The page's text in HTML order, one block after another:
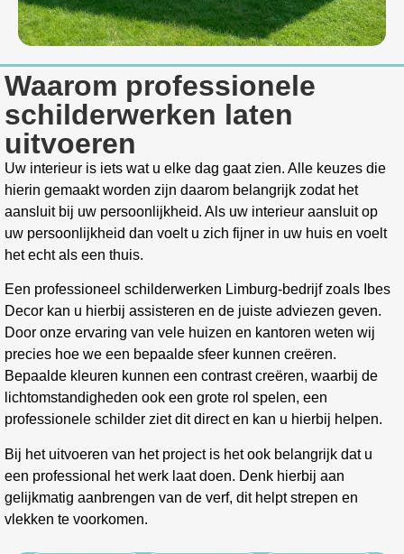
Waarom professionele
schilderwerken laten
uitvoeren
Uw interieur is iets wat u elke dag gaat zien. Alle keuzes die
hierin gemaakt worden zijn daarom belangrijk zodat het
aansluit bij uw persoonlijkheid. Als uw interieur aansluit op
uw persoonlijkheid dan voelt u zich fijner in uw huis en voelt
het echt als een thuis.
Een professioneel schilderwerken Limburg-bedrijf zoals Ibes
Decor kan u hierbij assisteren en de juiste adviezen geven.
Door onze ervaring van vele huizen en kantoren weten wij
precies hoe we een bepaalde sfeer kunnen creëren.
Bepaalde kleuren kunnen een contrast creëren, waarbij de
lichtomstandigheden ook een grote rol spelen, een
professionele schilder ziet dit direct en kan u hierbij helpen.
Bij het uitvoeren van het project is het ook belangrijk dat u
een professional het werk laat doen. Denk hierbij aan
gelijkmatig aanbrengen van de verf, dit helpt strepen en
vlekken te voorkomen.